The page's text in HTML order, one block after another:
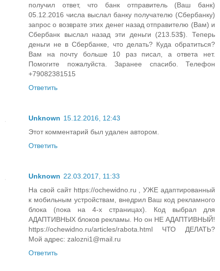
получил ответ, что банк отправитель (Ваш банк)
05.12.2016 числа выслал банку получателю (Сбербанку)
запрос о возврате этих денег назад отправителю (Вам) и
Сбербанк выслал назад эти деньги (213.53$). Теперь
деньги не в Сбербанке, что делать? Куда обратиться?
Вам на почту больше 10 раз писал, а ответа нет.
Помогите пожалуйста. Заранее спасибо. Телефон
+79082381515
Ответить
Unknown 15.12.2016, 12:43
Этот комментарий был удален автором.
Ответить
Unknown 22.03.2017, 11:33
На свой сайт https://ochewidno.ru , УЖЕ адаптированный
к мобильным устройствам, внедрил Ваш код рекламного
блока (пока на 4-х страницах). Код выбрал для
АДАПТИВНЫХ блоков рекламы. Но он НЕ АДАПТИВНЫЙ!
https://ochewidno.ru/articles/rabota.html ЧТО ДЕЛАТЬ?
Мой адрес: zalozni1@mail.ru
Ответить